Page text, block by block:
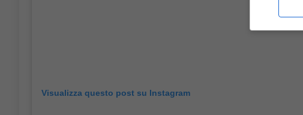
Visualizza questo post su Instagram